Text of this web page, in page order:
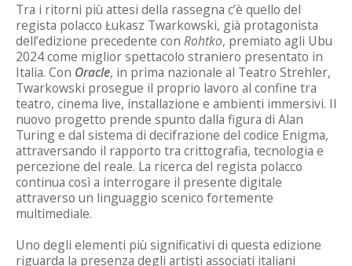
Tra i ritorni più attesi della rassegna c’è quello del
regista polacco Łukasz Twarkowski, già protagonista
dell’edizione precedente con Rohtko, premiato agli Ubu
2024 come miglior spettacolo straniero presentato in
Italia. Con Oracle, in prima nazionale al Teatro Strehler,
Twarkowski prosegue il proprio lavoro al confine tra
teatro, cinema live, installazione e ambienti immersivi. Il
nuovo progetto prende spunto dalla figura di Alan
Turing e dal sistema di decifrazione del codice Enigma,
attraversando il rapporto tra crittografia, tecnologia e
percezione del reale. La ricerca del regista polacco
continua così a interrogare il presente digitale
attraverso un linguaggio scenico fortemente
multimediale.
Uno degli elementi più significativi di questa edizione
riguarda la presenza degli artisti associati italiani